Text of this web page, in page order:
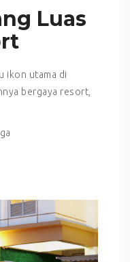
Luas
ikon utama di
bergaya resort,